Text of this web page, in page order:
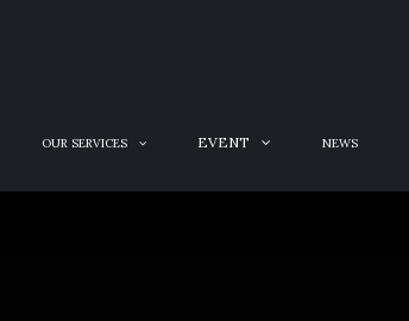
OUR SERVICES EVENT NEWS